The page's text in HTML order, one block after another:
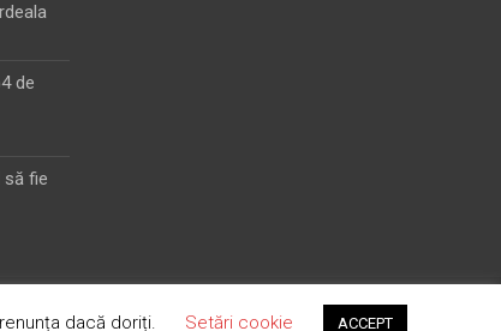
de
să fie
dacă doriți. Setări cookie ACCEPT